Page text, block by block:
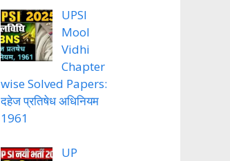
UPSI
Mool
Vidhi
Chapter
wise Solved Papers:
दहेज प्रतिषेध अधिनियम
1961
UP